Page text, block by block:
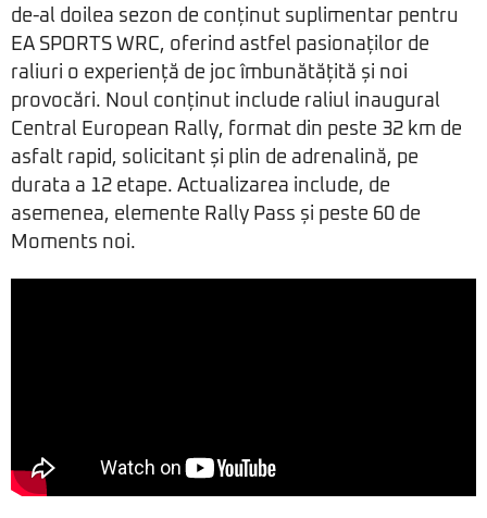
de-al doilea sezon de conținut suplimentar pentru
EA SPORTS WRC, oferind astfel pasionaților de
raliuri o experiență de joc îmbunătățită și noi
provocări. Noul conținut include raliul inaugural
Central European Rally, format din peste 32 km de
asfalt rapid, solicitant și plin de adrenalină, pe
durata a 12 etape. Actualizarea include, de
asemenea, elemente Rally Pass și peste 60 de
Moments noi.